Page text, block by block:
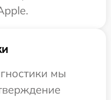
мы